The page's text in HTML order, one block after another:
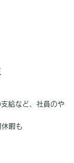
給など、社員のや
暇も